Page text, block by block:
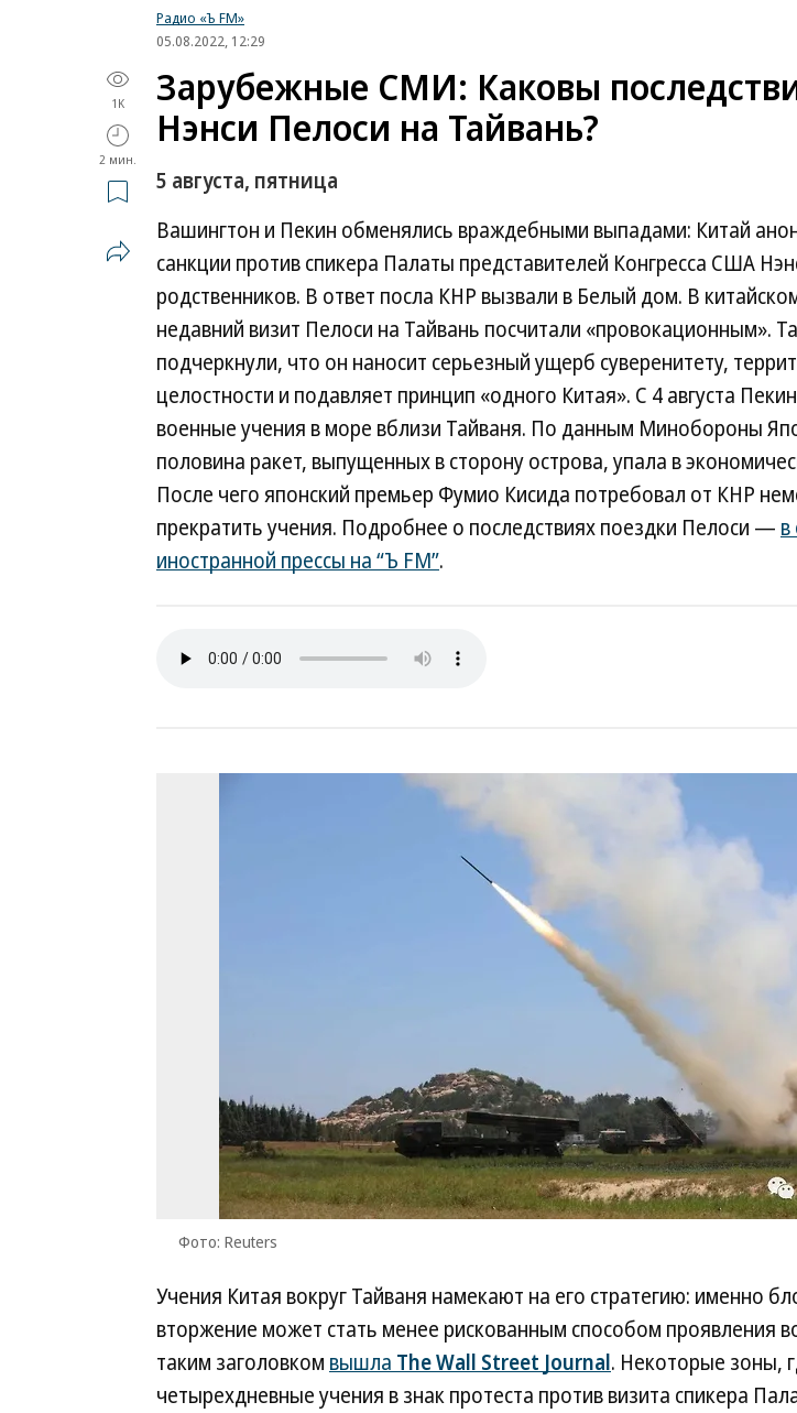
Радио «Ъ FM»
05.08.2022, 12:29
1K
2 мин.
Зарубежные СМИ: Каковы
Нэнси Пелоси на Тайвань?
5 августа, пятница
Вашингтон и Пекин обменялись враждебными выпадами: Китай
санкции против спикера Палаты представителей Конгресса США
родственников. В ответ посла КНР вызвали в Белый дом. В
недавний визит Пелоси на Тайвань посчитали «провокационным».
подчеркнули, что он наносит серьезный ущерб суверенитету,
целостности и подавляет принцип «одного Китая». С 4 августа
военные учения в море вблизи Тайваня. По данным Минобороны
половина ракет, выпущенных в сторону острова, упала в
После чего японский премьер Фумио Кисида потребовал от КНР
прекратить учения. Подробнее о последствиях поездки Пелоси —
иностранной прессы на “Ъ FM”.
Фото: Reuters
Учения Китая вокруг Тайваня намекают на его стратегию: именно
вторжение может стать менее рискованным способом проявления
таким заголовком вышла The Wall Street Journal. Некоторые зоны,
четырехдневные учения в знак протеста против визита спикера